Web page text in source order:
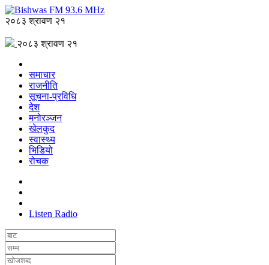
२०८३ श्रावण २१
२०८३ श्रावण २१
समाचार
राजनीति
सूचना-प्रविधि
देश
मनोरञ्जन
खेलकुद
स्वास्थ्य
भिडियो
रोचक
Listen Radio